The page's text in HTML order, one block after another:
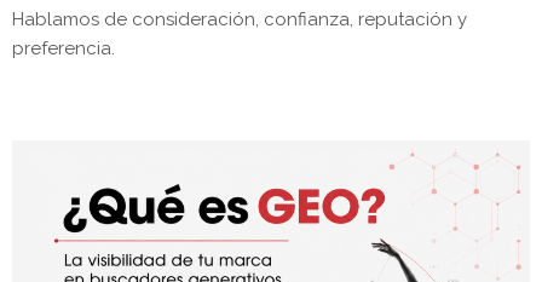
Hablamos de consideración, confianza, reputación y
preferencia.